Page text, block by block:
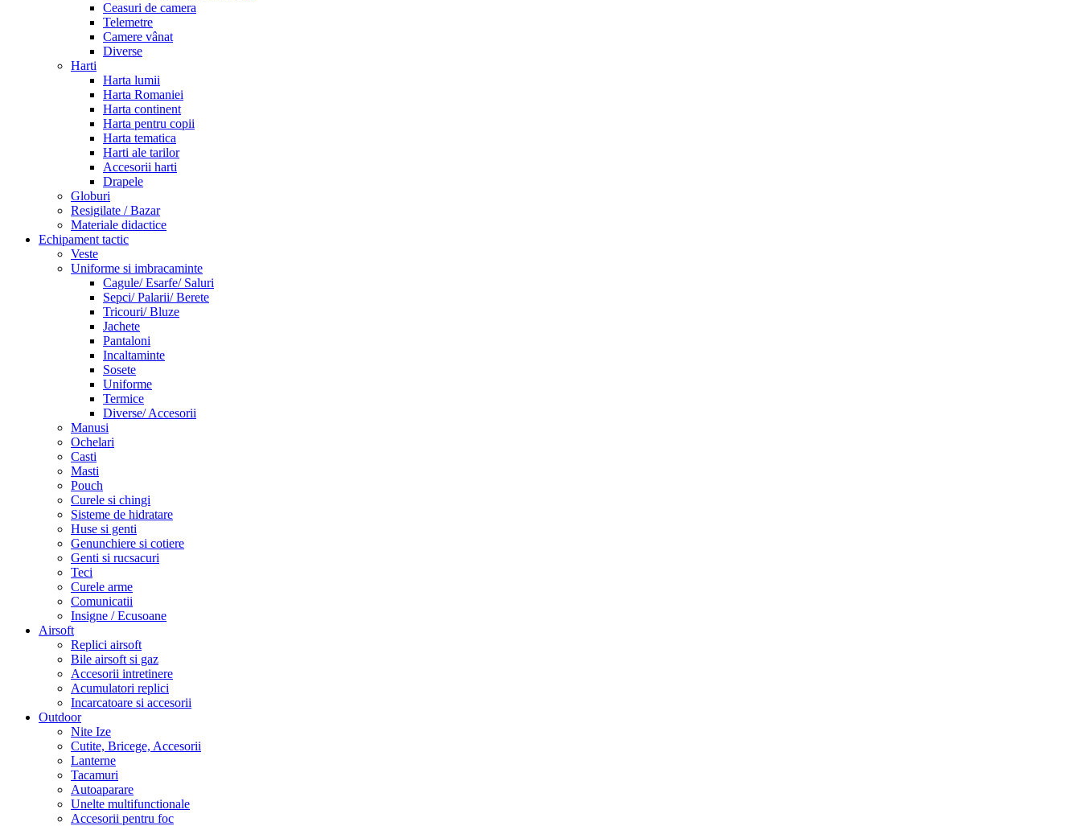
Ceasuri de camera
Telemetre
Camere vânat
Diverse
Harti
Harta lumii
Harta Romaniei
Harta continent
Harta pentru copii
Harta tematica
Harti ale tarilor
Accesorii harti
Drapele
Globuri
Resigilate / Bazar
Materiale didactice
Echipament tactic
Veste
Uniforme si imbracaminte
Cagule/ Esarfe/ Saluri
Sepci/ Palarii/ Berete
Tricouri/ Bluze
Jachete
Pantaloni
Incaltaminte
Sosete
Uniforme
Termice
Diverse/ Accesorii
Manusi
Ochelari
Casti
Masti
Pouch
Curele si chingi
Sisteme de hidratare
Huse si genti
Genunchiere si cotiere
Genti si rucsacuri
Teci
Curele arme
Comunicatii
Insigne / Ecusoane
Airsoft
Replici airsoft
Bile airsoft si gaz
Accesorii intretinere
Acumulatori replici
Incarcatoare si accesorii
Outdoor
Nite Ize
Cutite, Bricege, Accesorii
Lanterne
Tacamuri
Autoaparare
Unelte multifunctionale
Accesorii pentru foc